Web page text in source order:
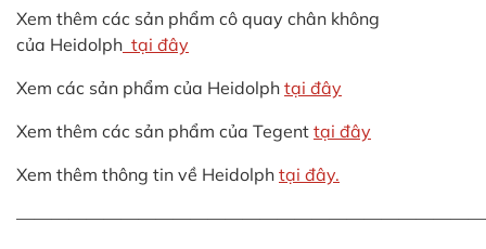
Xem thêm các sản phẩm cô quay chân không
của Heidolph tại đây
Xem các sản phẩm của Heidolph tại đây
Xem thêm các sản phẩm của Tegent tại đây
Xem thêm thông tin về Heidolph tại đây.